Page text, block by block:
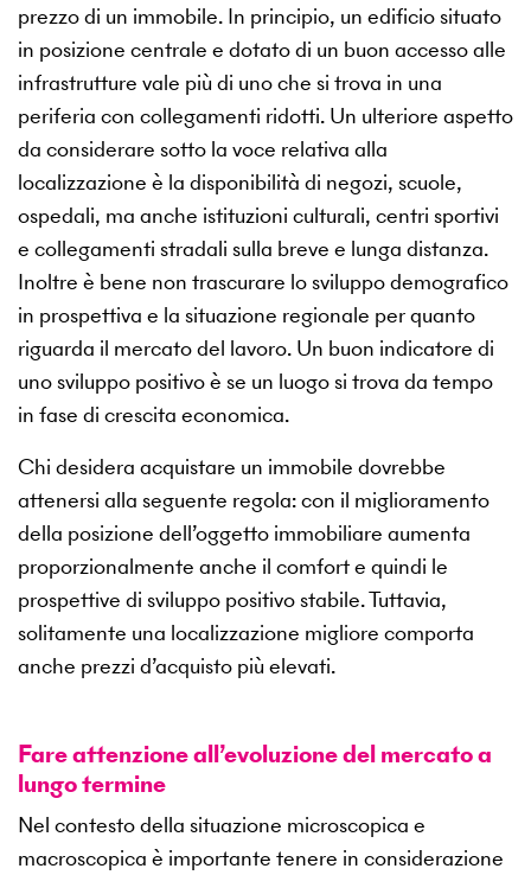
prezzo di un immobile. In principio, un edificio situato
in posizione centrale e dotato di un buon accesso alle
infrastrutture vale più di uno che si trova in una
periferia con collegamenti ridotti. Un ulteriore aspetto
da considerare sotto la voce relativa alla
localizzazione è la disponibilità di negozi, scuole,
ospedali, ma anche istituzioni culturali, centri sportivi
e collegamenti stradali sulla breve e lunga distanza.
Inoltre è bene non trascurare lo sviluppo demografico
in prospettiva e la situazione regionale per quanto
riguarda il mercato del lavoro. Un buon indicatore di
uno sviluppo positivo è se un luogo si trova da tempo
in fase di crescita economica.
Chi desidera acquistare un immobile dovrebbe
attenersi alla seguente regola: con il miglioramento
della posizione dell’oggetto immobiliare aumenta
proporzionalmente anche il comfort e quindi le
prospettive di sviluppo positivo stabile. Tuttavia,
solitamente una localizzazione migliore comporta
anche prezzi d’acquisto più elevati.
Fare attenzione all’evoluzione del mercato a
lungo termine
Nel contesto della situazione microscopica e
macroscopica è importante tenere in considerazione